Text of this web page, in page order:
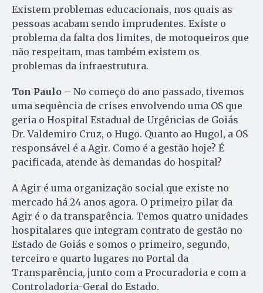
Existem problemas educacionais, nos quais as
pessoas acabam sendo imprudentes. Existe o
problema da falta dos limites, de motoqueiros que
não respeitam, mas também existem os
problemas da infraestrutura.
Ton Paulo – No começo do ano passado, tivemos
uma sequência de crises envolvendo uma OS que
geria o Hospital Estadual de Urgências de Goiás
Dr. Valdemiro Cruz, o Hugo. Quanto ao Hugol, a OS
responsável é a Agir. Como é a gestão hoje? É
pacificada, atende às demandas do hospital?
A Agir é uma organização social que existe no
mercado há 24 anos agora. O primeiro pilar da
Agir é o da transparência. Temos quatro unidades
hospitalares que integram contrato de gestão no
Estado de Goiás e somos o primeiro, segundo,
terceiro e quarto lugares no Portal da
Transparência, junto com a Procuradoria e com a
Controladoria-Geral do Estado.